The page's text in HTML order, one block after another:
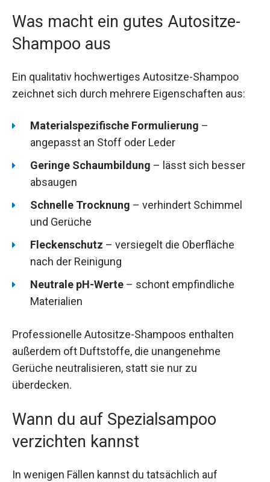
Was macht ein gutes Autositze-
Shampoo aus
Ein qualitativ hochwertiges Autositze-Shampoo
zeichnet sich durch mehrere Eigenschaften aus:
Materialspezifische Formulierung –
angepasst an Stoff oder Leder
Geringe Schaumbildung – lässt sich besser
absaugen
Schnelle Trocknung – verhindert Schimmel
und Gerüche
Fleckenschutz – versiegelt die Oberfläche
nach der Reinigung
Neutrale pH-Werte – schont empfindliche
Materialien
Professionelle Autositze-Shampoos enthalten
außerdem oft Duftstoffe, die unangenehme
Gerüche neutralisieren, statt sie nur zu
überdecken.
Wann du auf Spezialsampoo
verzichten kannst
In wenigen Fällen kannst du tatsächlich auf